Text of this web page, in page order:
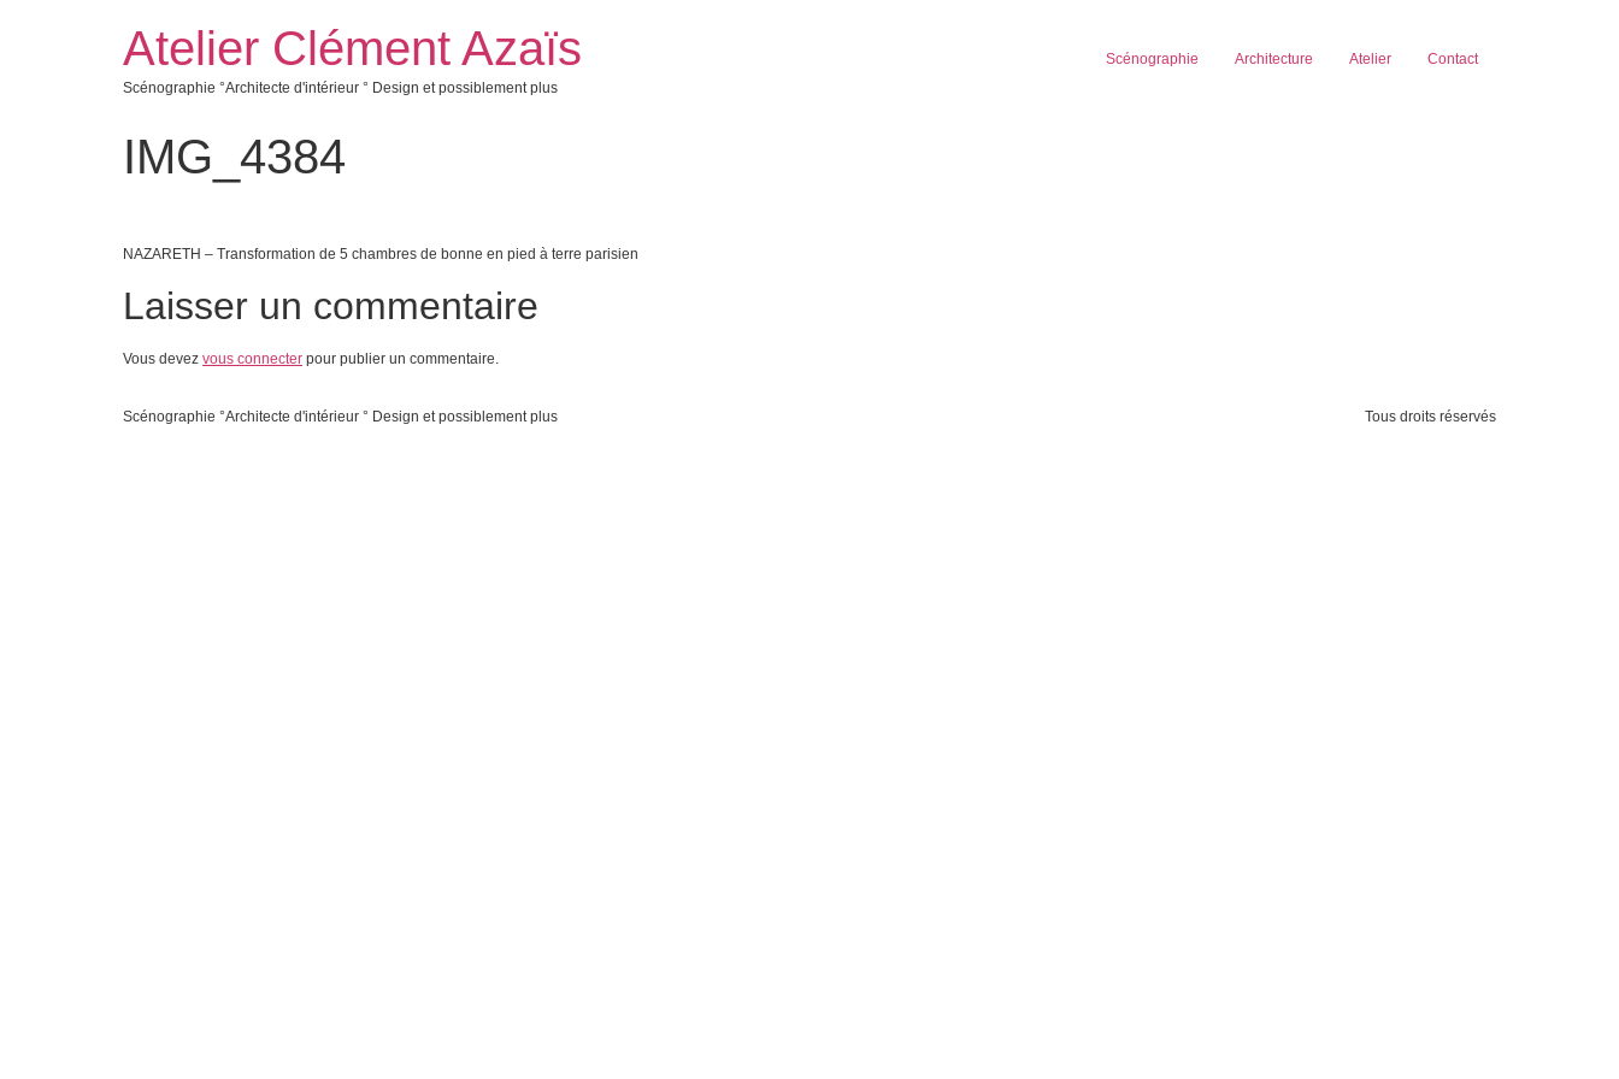
Atelier Clément Azaïs
Scénographie °Architecte d'intérieur ° Design et possiblement plus
Scénographie Architecture Atelier Contact
IMG_4384
NAZARETH – Transformation de 5 chambres de bonne en pied à terre parisien
Laisser un commentaire
Vous devez vous connecter pour publier un commentaire.
Scénographie °Architecte d'intérieur ° Design et possiblement plus Tous droits réservés